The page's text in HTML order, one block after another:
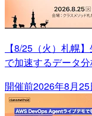
【8/25（火）札幌
で加速するデータ
開催前2026年8月